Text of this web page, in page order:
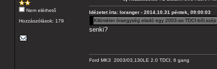
Nem elérhető
Hozzászólások: 179
Idézetet írta: loranger - 2014.10.31 péntek, 09:00:03
Kilóméter óraegység eladó egy 2003-as TDCI-
senki?
Ford MK3 2003/03,130LE 2.0 TDCI, 6 gang